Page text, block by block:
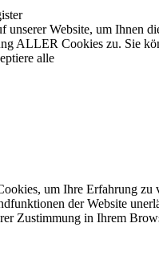
unserer Website, um Ihnen
ALLER Cookies zu. Sie
alle
um Ihre Erfahrung
der Website
Zustimmung in Ihrem